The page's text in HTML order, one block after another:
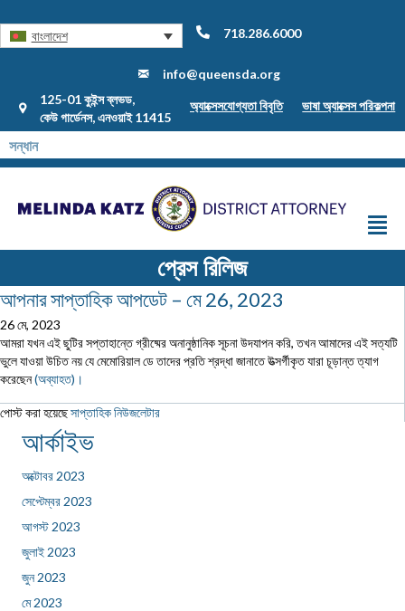
বাংলাদেশ 718.286.6000
info@queensda.org
125-01 কুইন্স ব্লভড,
কেউ গার্ডেনস, এনওয়াই 11415
অ্যাক্সেসযোগ্যতা বিবৃতি ভাষা অ্যাক্সেস পরিকল্পনা
প্রেস রিলিজ
আপনার সাপ্তাহিক আপডেট – মে 26, 2023
26 মে, 2023
আমরা যখন এই ছুটির সপ্তাহান্তে গ্রীষ্মের অনানুষ্ঠানিক সূচনা উদযাপন করি, তখন আমাদের এই সত্যটি
ভুলে যাওয়া উচিত নয় যে মেমোরিয়াল ডে তাদের প্রতি শ্রদ্ধা জানাতে উত্সর্গীকৃত যারা চূড়ান্ত ত্যাগ
করেছেন(অব্যাহত)।
পোস্ট করা হয়েছেসাপ্তাহিক নিউজলেটার
আর্কাইভ
অক্টোবর 2023
সেপ্টেম্বর 2023
আগস্ট 2023
জুলাই 2023
জুন 2023
মে 2023